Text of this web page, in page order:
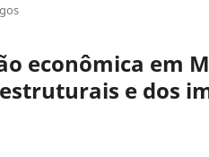
econômica em
e dos